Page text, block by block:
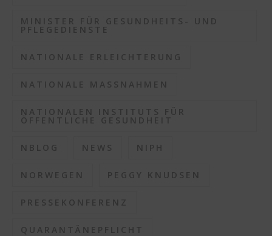
MINISTER FÜR GESUNDHEITS- UND
PFLEGEDIENSTE
NATIONALE ERLEICHTERUNG
NATIONALE MASSNAHMEN
NATIONALEN INSTITUTS FÜR
ÖFFENTLICHE GESUNDHEIT
NBLOG NEWS NIPH
NORWEGEN PEGGY KNUDSEN
PRESSEKONFERENZ
QUARANTÄNEPFLICHT